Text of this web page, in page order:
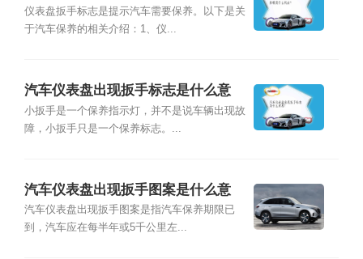
思？
仪表盘扳手标志是提示汽车需要保养。以下是关
于汽车保养的相关介绍：1、仪...
汽车仪表盘出现扳手标志是什么意
思？
小扳手是一个保养指示灯，并不是说车辆出现故
障，小扳手只是一个保养标志。...
汽车仪表盘出现扳手图案是什么意
思？
汽车仪表盘出现扳手图案是指汽车保养期限已
到，汽车应在每半年或5千公里左...